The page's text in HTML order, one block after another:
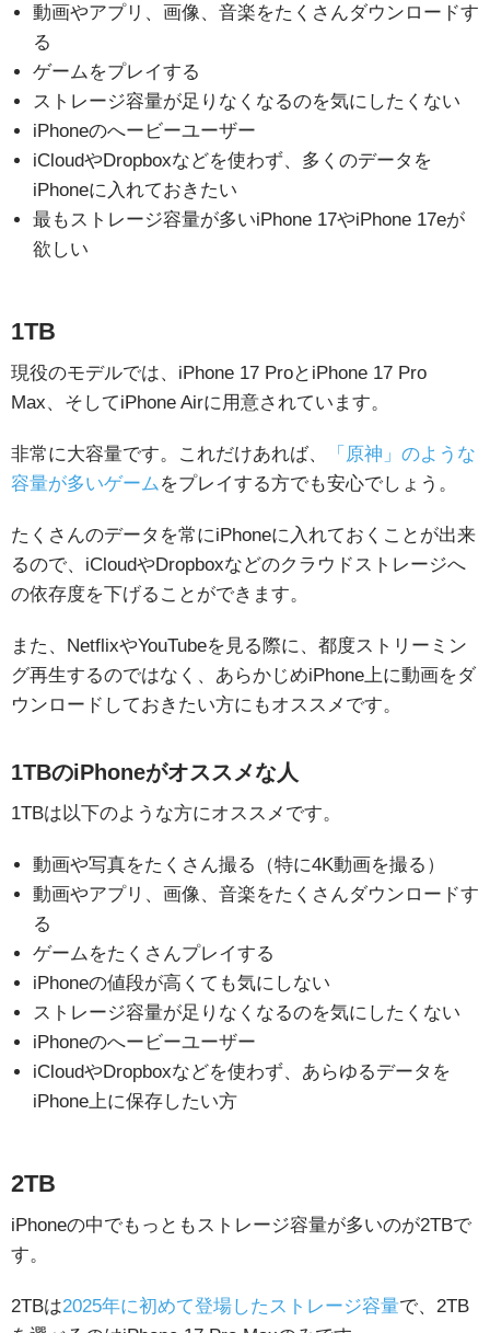
動画やアプリ、画像、音楽をたくさんダウンロードす
る
ゲームをプレイする
ストレージ容量が足りなくなるのを気にしたくない
iPhoneのへービーユーザー
iCloudやDropboxなどを使わず、多くのデータを
iPhoneに入れておきたい
最もストレージ容量が多いiPhone 17やiPhone 17eが
欲しい
1TB
現役のモデルでは、iPhone 17 ProとiPhone 17 Pro
Max、そしてiPhone Airに用意されています。
非常に大容量です。これだけあれば、
「原神」のような
容量が多いゲーム をプレイする方でも安心でしょう。
たくさんのデータを常にiPhoneに入れておくことが出来
るので、iCloudやDropboxなどのクラウドストレージへ
の依存度を下げることができます。
また、NetflixやYouTubeを見る際に、都度ストリーミン
グ再生するのではなく、あらかじめiPhone上に動画をダ
ウンロードしておきたい方にもオススメです。
1TBのiPhoneがオススメな人
1TBは以下のような方にオススメです。
動画や写真をたくさん撮る（特に4K動画を撮る）
動画やアプリ、画像、音楽をたくさんダウンロードす
る
ゲームをたくさんプレイする
iPhoneの値段が高くても気にしない
ストレージ容量が足りなくなるのを気にしたくない
iPhoneのへービーユーザー
iCloudやDropboxなどを使わず、あらゆるデータを
iPhone上に保存したい方
2TB
iPhoneの中でもっともストレージ容量が多いのが2TBで
す。
2TBは2025年に初めて登場したストレージ容量で、2TB